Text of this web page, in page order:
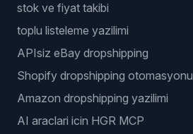
stok ve fiyat takibi
toplu listeleme yazilimi
APIsiz eBay dropshipping
Shopify dropshipping otomasyonu
Amazon dropshipping yazilimi
AI araclari icin HGR MCP